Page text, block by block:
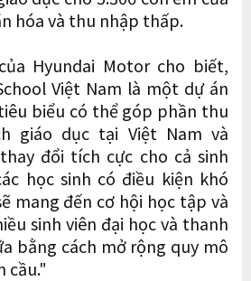
hóa và thu nhập thấp.
Hyundai Motor cho biết,
Việt Nam là một dự án
biểu có thể góp phần thu
giáo dục tại Việt Nam và
đổi tích cực cho cả sinh
học sinh có điều kiện khó
mang đến cơ hội học tập và
sinh viên đại học và thanh
bằng cách mở rộng quy mô
cầu."